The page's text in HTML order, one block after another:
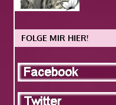
FOLGE MIR HIER!